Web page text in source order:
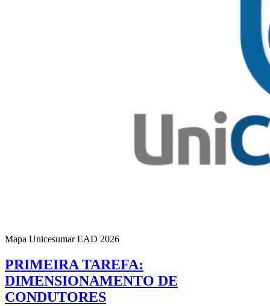
Mapa Unicesumar EAD 2026
PRIMEIRA TAREFA:
DIMENSIONAMENTO DE
CONDUTORES